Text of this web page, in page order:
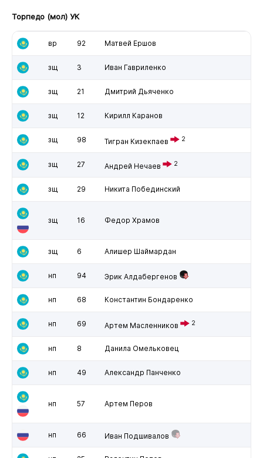
Торпедо (мол) УК
вр 92 Матвей Ершов
зщ 3 Иван Гавриленко
зщ 21 Дмитрий Дьяченко
зщ 12 Кирилл Каранов
зщ 98 Тигран Кизекпаев 2
зщ 27 Андрей Нечаев 2
зщ 29 Никита Побединский
зщ 16 Федор Храмов
зщ 6 Алишер Шаймардан
нп 94 Эрик Алдабергенов
нп 68 Константин Бондаренко
нп 69 Артем Масленников 2
нп 8 Данила Омельковец
нп 49 Александр Панченко
нп 57 Артем Перов
нп 66 Иван Подшивалов